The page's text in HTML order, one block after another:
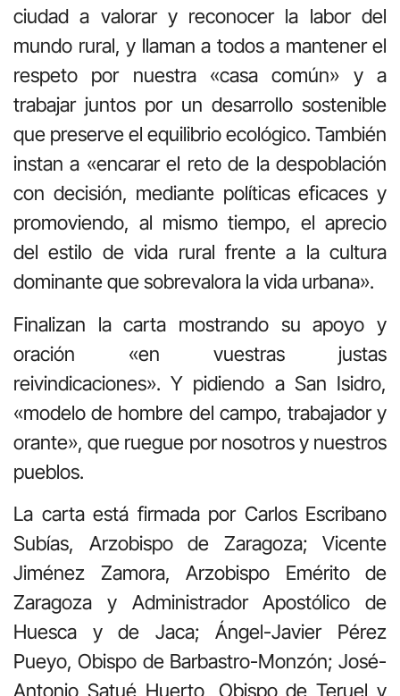
ciudad a valorar y reconocer la labor del
mundo rural, y llaman a todos a mantener el
respeto por nuestra «casa común» y a
trabajar juntos por un desarrollo sostenible
que preserve el equilibrio ecológico. También
instan a «encarar el reto de la despoblación
con decisión, mediante políticas eficaces y
promoviendo, al mismo tiempo, el aprecio
del estilo de vida rural frente a la cultura
dominante que sobrevalora la vida urbana».
Finalizan la carta mostrando su apoyo y
oración «en vuestras justas
reivindicaciones». Y pidiendo a San Isidro,
«modelo de hombre del campo, trabajador y
orante», que ruegue por nosotros y nuestros
pueblos.
La carta está firmada por Carlos Escribano
Subías, Arzobispo de Zaragoza; Vicente
Jiménez Zamora, Arzobispo Emérito de
Zaragoza y Administrador Apostólico de
Huesca y de Jaca; Ángel-Javier Pérez
Pueyo, Obispo de Barbastro-Monzón; José-
Antonio Satué Huerto, Obispo de Teruel y